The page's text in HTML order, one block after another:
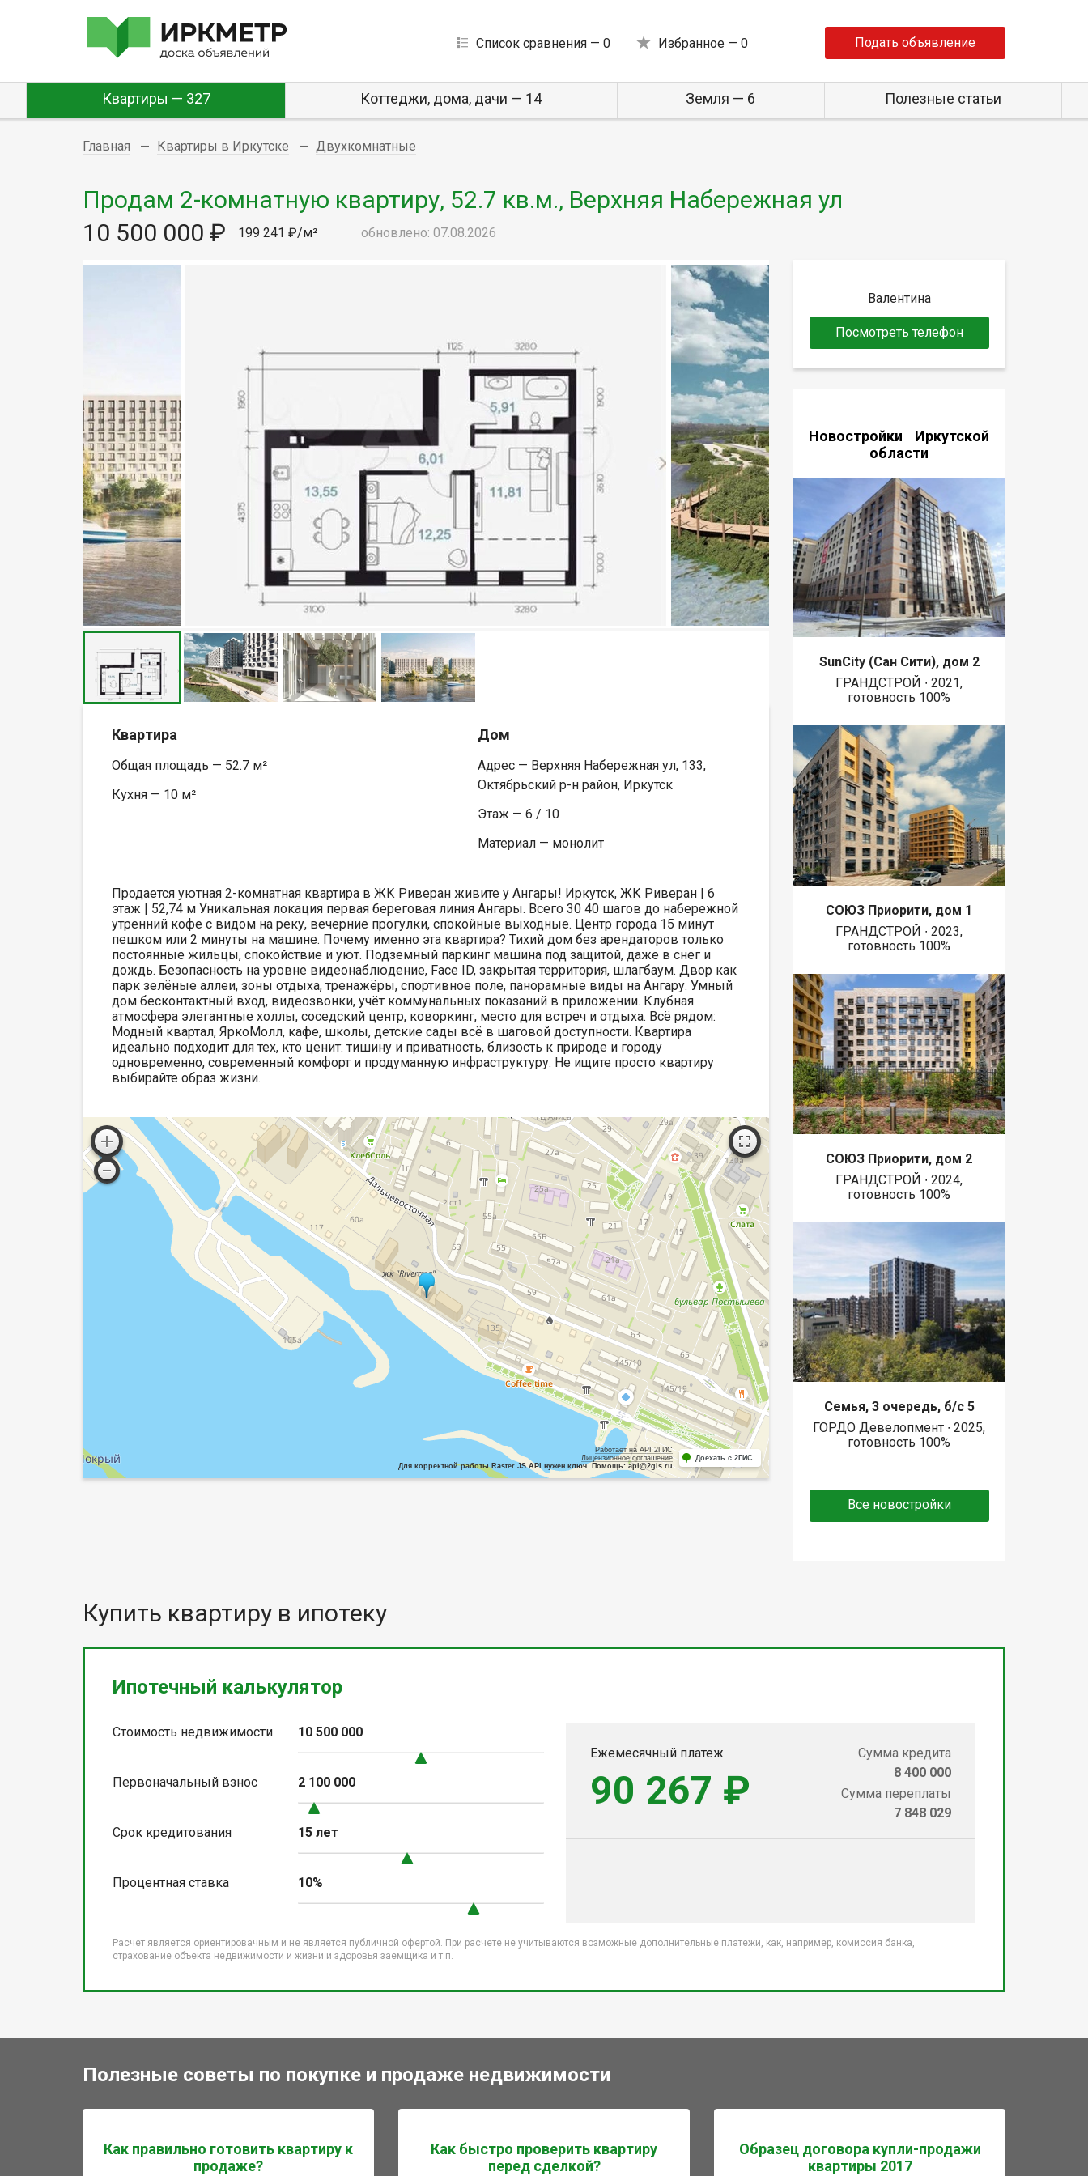
Список сравнения — 0 Избранное — 0 Подать объявление
Квартиры — 327 Коттеджи, дома, дачи — 14 Земля — 6 Полезные статьи
Главная Квартиры в Иркутске Двухкомнатные
Продам 2-комнатную квартиру, 52.7 кв.м., Верхняя Набережная ул
10 500 000 ₽
199 241 ₽/м² обновлено: 07.08.2026
Квартира
Общая площадь — 52.7 м²
Кухня — 10 м²
Дом
Адрес — Верхняя Набережная ул, 133,
Октябрьский р-н район, Иркутск
Этаж — 6 / 10
Материал — монолит
Продается уютная 2-комнатная квартира в ЖК Риверан живите у Ангары! Иркутск, ЖК Риверан | 6
этаж | 52,74 м Уникальная локация первая береговая линия Ангары. Всего 30 40 шагов до набережной
утренний кофе с видом на реку, вечерние прогулки, спокойные выходные. Центр города 15 минут
пешком или 2 минуты на машине. Почему именно эта квартира? Тихий дом без арендаторов только
постоянные жильцы, спокойствие и уют. Подземный паркинг машина под защитой, даже в снег и
дождь. Безопасность на уровне видеонаблюдение, Face ID, закрытая территория, шлагбаум. Двор как
парк зелёные аллеи, зоны отдыха, тренажёры, спортивное поле, панорамные виды на Ангару. Умный
дом бесконтактный вход, видеозвонки, учёт коммунальных показаний в приложении. Клубная
атмосфера элегантные холлы, соседский центр, коворкинг, место для встреч и отдыха. Всё рядом:
Модный квартал, ЯркоМолл, кафе, школы, детские сады всё в шаговой доступности. Квартира
идеально подходит для тех, кто ценит: тишину и приватность, близость к природе и городу
одновременно, современный комфорт и продуманную инфраструктуру. Не ищите просто квартиру
выбирайте образ жизни.
Работает на API 2ГИС
Лицензионное соглашение
Для корректной работы Raster JS API нужен ключ. Помощь: api@2gis.ru
Доехать с 2ГИС
Валентина
Посмотреть телефон
Новостройки Иркутской
области
SunCity (Сан Сити), дом 2
ГРАНДСТРОЙ ∙ 2021,
готовность 100%
СОЮЗ Приорити, дом 1
ГРАНДСТРОЙ ∙ 2023,
готовность 100%
СОЮЗ Приорити, дом 2
ГРАНДСТРОЙ ∙ 2024,
готовность 100%
Семья, 3 очередь, б/с 5
ГОРДО Девелопмент ∙ 2025,
готовность 100%
Все новостройки
Купить квартиру в ипотеку
Ипотечный калькулятор
Стоимость недвижимости 10 500 000
Первоначальный взнос 2 100 000
Срок кредитования 15 лет
Процентная ставка 10%
Ежемесячный платеж
90 267 ₽
Сумма кредита
8 400 000
Сумма переплаты
7 848 029
Расчет является ориентировачным и не является публичной офертой. При расчете не учитываются возможные дополнительные платежи, как, например, комиссия банка,
страхование объекта недвижимости и жизни и здоровья заемщика и т.п.
Полезные советы по покупке и продаже недвижимости
Как правильно готовить квартиру к
продаже?
Как быстро проверить квартиру
перед сделкой?
Образец договора купли-продажи
квартиры 2017